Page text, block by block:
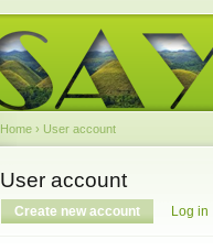
Home › User account
User account
Create new account Log in